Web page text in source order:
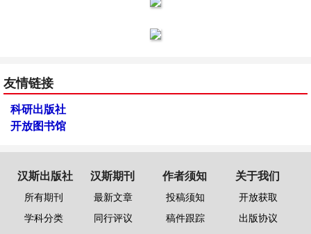
友情链接
科研出版社
开放图书馆
汉斯出版社
所有期刊
学科分类
汉斯期刊
最新文章
同行评议
作者须知
投稿须知
稿件跟踪
关于我们
开放获取
出版协议